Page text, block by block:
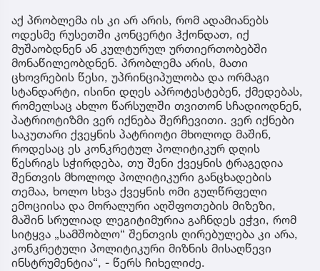
აქ პრობლემა ის კი არ არის, რომ ადამიანებს
ოდესმე რუსეთში კონცერტი ჰქონდათ, იქ
მუშაობდნენ ან კულტურულ ურთიერთობებში
მონაწილეობდნენ. პრობლემა არის, მათი
ცხოვრების წესი, უპრინციპულობა და ორმაგი
სტანდარტი, ისინი დღეს აპროტესტებენ, ქმედებას,
რომელსაც ახლო წარსულში თვითონ სჩადიოდნენ,
პატრიოტიზმი ვერ იქნება შერჩევითი. ვერ იქნები
საკუთარი ქვეყნის პატრიოტი მხოლოდ მაშინ,
როდესაც ეს კონკრეტულ პოლიტიკურ დღის
წესრიგს სჭირდება, თუ შენი ქვეყნის ტრაგედია
შენთვის მხოლოდ პოლიტიკური განცხადების
თემაა, ხოლო სხვა ქვეყნის ომი გულწრფელი
ემოციისა და მორალური აღშფოთების მიზეზი,
მაშინ სრულიად ლეგიტიმურია გაჩნდეს ეჭვი, რომ
სიტყვა „სამშობლო“ შენთვის ღირებულება კი არა,
კონკრეტული პოლიტიკური მიზნის მისაღწევი
ინსტრუმენტია“, - წერს ჩიხელიძე.